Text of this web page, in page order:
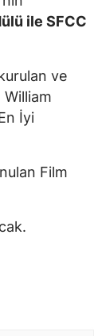
ile SFCC
ve
William
İyi
Film